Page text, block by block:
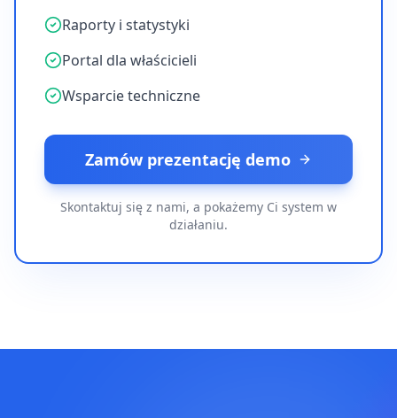
Raporty i statystyki
Portal dla właścicieli
Wsparcie techniczne
Zamów prezentację demo
Skontaktuj się z nami, a pokażemy Ci system w
działaniu.